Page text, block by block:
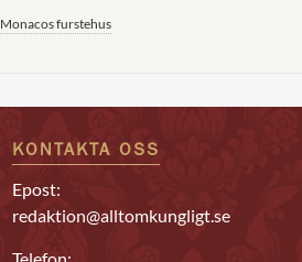
Monacos furstehus
KONTAKTA OSS
Epost:
redaktion@alltomkungligt.se